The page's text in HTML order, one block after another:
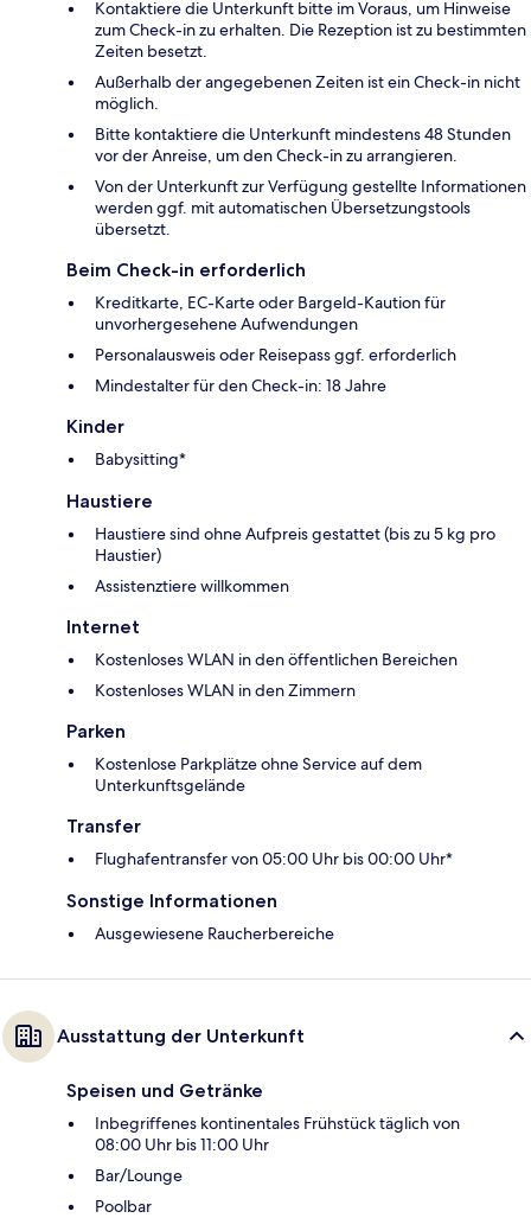
Kontaktiere die Unterkunft bitte im Voraus, um Hinweise
zum Check-in zu erhalten. Die Rezeption ist zu bestimmten
Zeiten besetzt.
Außerhalb der angegebenen Zeiten ist ein Check-in nicht
möglich.
Bitte kontaktiere die Unterkunft mindestens 48 Stunden
vor der Anreise, um den Check-in zu arrangieren.
Von der Unterkunft zur Verfügung gestellte Informationen
werden ggf. mit automatischen Übersetzungstools
übersetzt.
Beim Check-in erforderlich
Kreditkarte, EC-Karte oder Bargeld-Kaution für
unvorhergesehene Aufwendungen
Personalausweis oder Reisepass ggf. erforderlich
Mindestalter für den Check-in: 18 Jahre
Kinder
Babysitting*
Haustiere
Haustiere sind ohne Aufpreis gestattet (bis zu 5 kg pro
Haustier)
Assistenztiere willkommen
Internet
Kostenloses WLAN in den öffentlichen Bereichen
Kostenloses WLAN in den Zimmern
Parken
Kostenlose Parkplätze ohne Service auf dem
Unterkunftsgelände
Transfer
Flughafentransfer von 05:00 Uhr bis 00:00 Uhr*
Sonstige Informationen
Ausgewiesene Raucherbereiche
Ausstattung der Unterkunft
Speisen und Getränke
Inbegriffenes kontinentales Frühstück täglich von
08:00 Uhr bis 11:00 Uhr
Bar/Lounge
Poolbar